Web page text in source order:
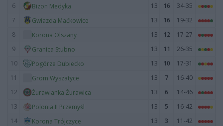
6
Bizon Medyka 13 16
34-35
7
Gwiazda Maćkowice 13 16
19-32
8
Korona Olszany 13 12
17-27
9
Granica Stubno 13 11
26-35
10
Pogórze Dubiecko 13 10
17-31
11
Grom Wyszatyce 13 7
16-40
12
Żurawianka Żurawica 13 6
14-46
13
Polonia II Przemyśl 13 5
16-42
14
Korona Trójczyce 13 3 11-42